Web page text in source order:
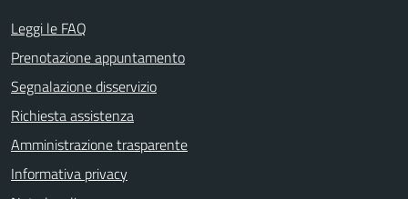
Leggi le FAQ
Prenotazione appuntamento
Segnalazione disservizio
Richiesta assistenza
Amministrazione trasparente
Informativa privacy